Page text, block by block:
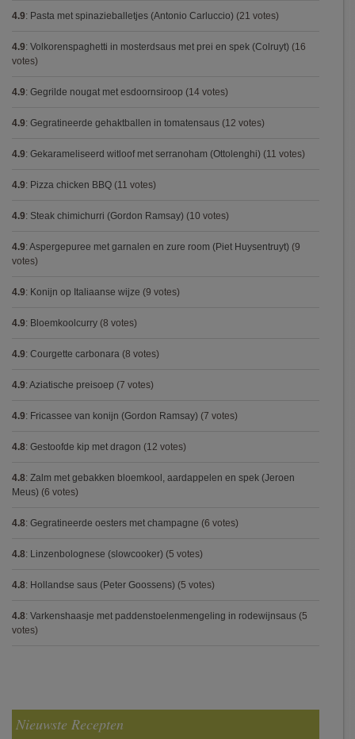
4.9: Pasta met spinazieballetjes (Antonio Carluccio) (21 votes)
4.9: Volkorenspaghetti in mosterdsaus met prei en spek (Colruyt) (16
votes)
4.9: Gegrilde nougat met esdoornsiroop (14 votes)
4.9: Gegratineerde gehaktballen in tomatensaus (12 votes)
4.9: Gekarameliseerd witloof met serranoham (Ottolenghi) (11 votes)
4.9: Pizza chicken BBQ (11 votes)
4.9: Steak chimichurri (Gordon Ramsay) (10 votes)
4.9: Aspergepuree met garnalen en zure room (Piet Huysentruyt) (9
votes)
4.9: Konijn op Italiaanse wijze (9 votes)
4.9: Bloemkoolcurry (8 votes)
4.9: Courgette carbonara (8 votes)
4.9: Aziatische preisoep (7 votes)
4.9: Fricassee van konijn (Gordon Ramsay) (7 votes)
4.8: Gestoofde kip met dragon (12 votes)
4.8: Zalm met gebakken bloemkool, aardappelen en spek (Jeroen
Meus) (6 votes)
4.8: Gegratineerde oesters met champagne (6 votes)
4.8: Linzenbolognese (slowcooker) (5 votes)
4.8: Hollandse saus (Peter Goossens) (5 votes)
4.8: Varkenshaasje met paddenstoelenmengeling in rodewijnsaus (5
votes)
Nieuwste Recepten